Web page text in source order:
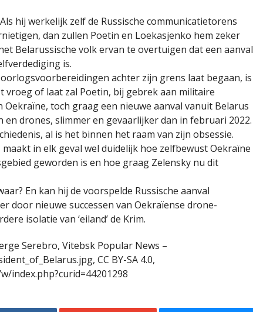
hij werkelijk zelf de Russische communicatietorens
dan zullen Poetin en Loekasjenko hem zeker
Belarussische volk ervan te overtuigen dat een aanval
is.
achter zijn grens laat begaan, is
vroeg of laat zal Poetin, bij gebrek aan militaire
Oekraïne, toch graag een nieuwe aanval vanuit Belarus
drones, slimmer en gevaarlijker dan in februari 2022.
al is het binnen het raam van zijn obsessie.
maakt in elk geval wel duidelijk hoe zelfbewust Oekraïne
geworden is en hoe graag Zelensky nu dit
En kan hij de voorspelde Russische aanval
door nieuwe successen van Oekraïense drone-
isolatie van ‘eiland’ de Krim.
Serebro, Vitebsk Popular News –
CC BY-SA 4.0,
index.php?curid=44201298